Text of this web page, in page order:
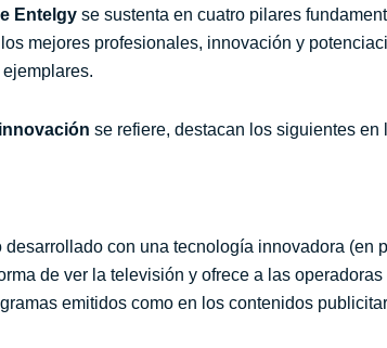
Entelgy se sustenta en cuatro pilares
mejores profesionales, innovación y
se refiere, destacan los siguientes en
desarrollado con una tecnología innovadora
de ver la televisión y ofrece a las
emitidos como en los contenidos